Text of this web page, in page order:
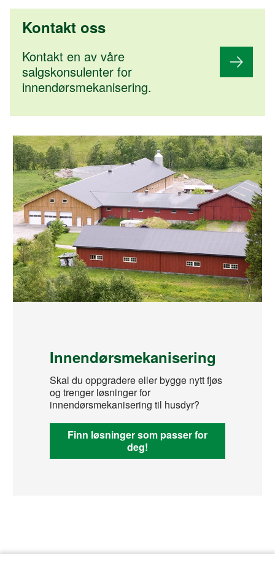
Kontakt oss
Kontakt en av våre
salgskonsulenter for
innendørsmekanisering.
Innendørsmekanisering
Skal du oppgradere eller bygge nytt fjøs
og trenger løsninger for
innendørsmekanisering til husdyr?
Finn løsninger som passer for
deg!